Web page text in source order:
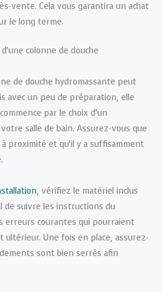
vente. Cela vous garantira un achat
le long terme.
colonne de douche
de douche hydromassante peut
avec un peu de préparation, elle
par le choix d’un
salle de bain. Assurez-vous que
proximité et qu’il y a suffisamment
, vérifiez le matériel inclus
de suivre les instructions du
erreurs courantes qui pourraient
Une fois en place, assurez-
sont bien serrés afin